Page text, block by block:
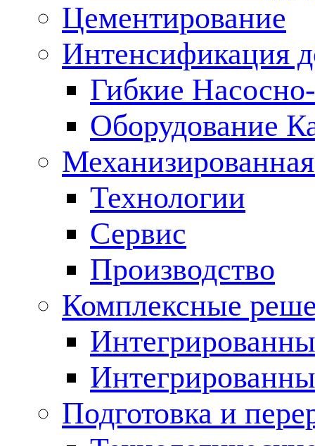
Цементирование
Интенсификация
Гибкие
Оборудование
Технологии
Сервис
Производство
Комплексные
Подготовка и